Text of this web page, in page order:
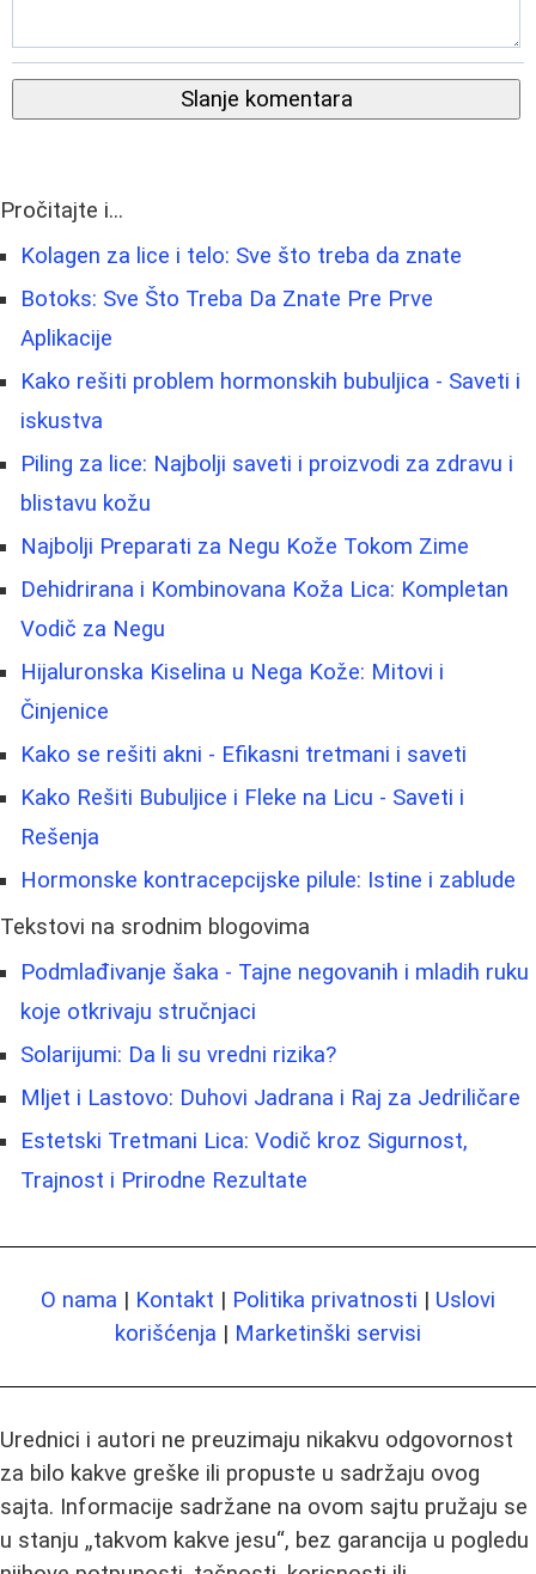
Slanje komentara
Pročitajte i...
Kolagen za lice i telo: Sve što treba da znate
Botoks: Sve Što Treba Da Znate Pre Prve
Aplikacije
Kako rešiti problem hormonskih bubuljica - Saveti i
iskustva
Piling za lice: Najbolji saveti i proizvodi za zdravu i
blistavu kožu
Najbolji Preparati za Negu Kože Tokom Zime
Dehidrirana i Kombinovana Koža Lica: Kompletan
Vodič za Negu
Hijaluronska Kiselina u Nega Kože: Mitovi i
Činjenice
Kako se rešiti akni - Efikasni tretmani i saveti
Kako Rešiti Bubuljice i Fleke na Licu - Saveti i
Rešenja
Hormonske kontracepcijske pilule: Istine i zablude
Tekstovi na srodnim blogovima
Podmlađivanje šaka - Tajne negovanih i mladih ruku
koje otkrivaju stručnjaci
Solarijumi: Da li su vredni rizika?
Mljet i Lastovo: Duhovi Jadrana i Raj za Jedriličare
Estetski Tretmani Lica: Vodič kroz Sigurnost,
Trajnost i Prirodne Rezultate
O nama | Kontakt | Politika privatnosti | Uslovi
korišćenja | Marketinški servisi
Urednici i autori ne preuzimaju nikakvu odgovornost
za bilo kakve greške ili propuste u sadržaju ovog
sajta. Informacije sadržane na ovom sajtu pružaju se
u stanju „takvom kakve jesu“, bez garancija u pogledu